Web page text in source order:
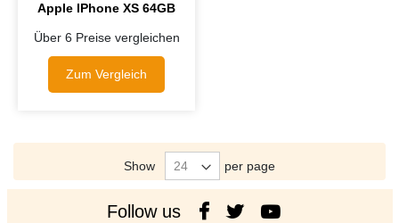
Apple IPhone XS 64GB
Über 6 Preise vergleichen
Zum Vergleich
Show per page
Follow us